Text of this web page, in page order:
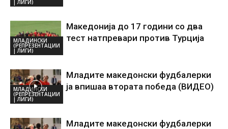
| ЛИГИ)
МЛАДИНСКИ
(РЕПРЕЗЕНТАЦИИ
| ЛИГИ)
Македонија до 17 години со два
тест натпревари против Турција
МЛАДИНСКИ
(РЕПРЕЗЕНТАЦИИ
| ЛИГИ)
Младите македонски фудбалерки
ја впишаа втората победа (ВИДЕО)
Младите македонски фудбалерки